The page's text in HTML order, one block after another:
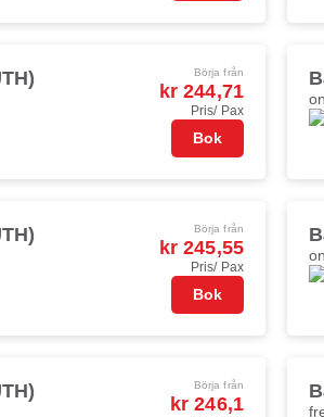
Börja från
kr 244,71
Pris/ Pax
Bok
Börja från
kr 245,55
Pris/ Pax
Bok
Börja från
kr 246,1